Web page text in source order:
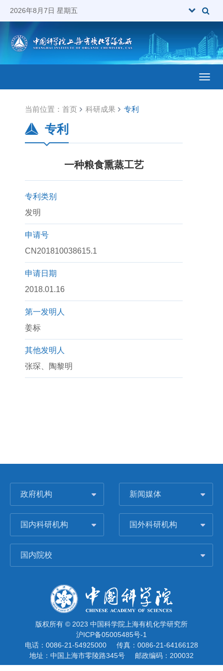
2026年8月7日 星期五
当前位置： 首页 科研成果 专利
专利
一种粮食熏蒸工艺
专利类别
发明
申请号
CN201810038615.1
申请日期
2018.01.16
第一发明人
姜标
其他发明人
张琛、陶黎明
政府机构 新闻媒体
国内科研机构 国外科研机构
国内院校
版权所有 © 2023 中国科学院上海有机化学研究所
沪ICP备05005485号-1
电话：0086-21-54925000
传真：0086-21-64166128
地址：中国上海市零陵路345号
邮政编码：200032